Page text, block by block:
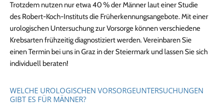
Trotzdem nutzen nur etwa 40 % der Männer laut einer Studie
des Robert-Koch-Instituts die Früherkennungsangebote. Mit einer
urologischen Untersuchung zur Vorsorge können verschiedene
Krebsarten frühzeitig diagnostiziert werden. Vereinbaren Sie
einen Termin bei uns in Graz in der Steiermark und lassen Sie sich
individuell beraten!
WELCHE UROLOGISCHEN VORSORGEUNTERSUCHUNGEN
GIBT ES FÜR MÄNNER?